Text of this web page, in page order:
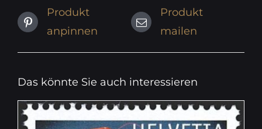
Produkt
anpinnen
Produkt
mailen
Das könnte Sie auch interessieren